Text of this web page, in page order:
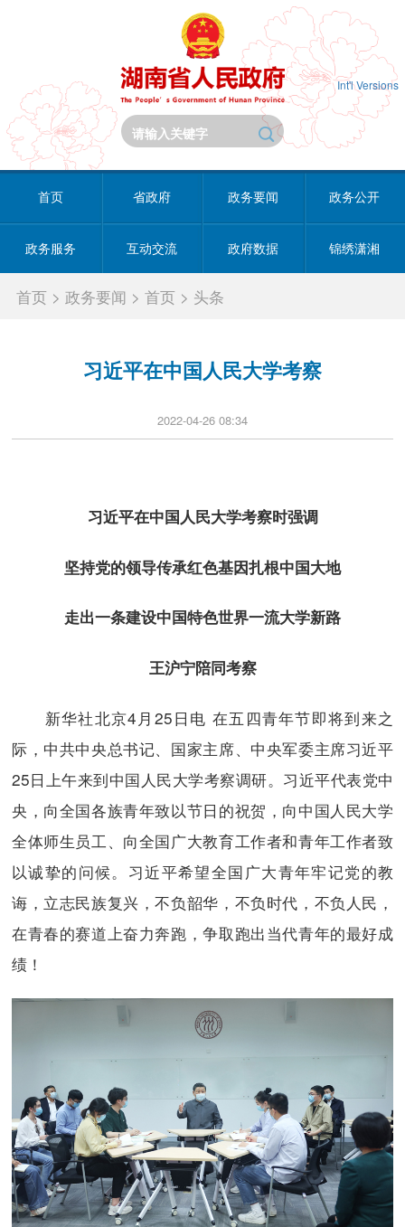
Int'l Versions
首页 省政府 政务要闻 政务公开
政务服务 互动交流 政府数据 锦绣潇湘
首页 >政务要闻 >首页 > 头条
习近平在中国人民大学考察
2022-04-26 08:34
习近平在中国人民大学考察时强调
坚持党的领导传承红色基因扎根中国大地
走出一条建设中国特色世界一流大学新路
王沪宁陪同考察
新华社北京4月25日电 在五四青年节即将到来之
际，中共中央总书记、国家主席、中央军委主席习近平
25日上午来到中国人民大学考察调研。习近平代表党中
央，向全国各族青年致以节日的祝贺，向中国人民大学
全体师生员工、向全国广大教育工作者和青年工作者致
以诚挚的问候。习近平希望全国广大青年牢记党的教
诲，立志民族复兴，不负韶华，不负时代，不负人民，
在青春的赛道上奋力奔跑，争取跑出当代青年的最好成
绩！